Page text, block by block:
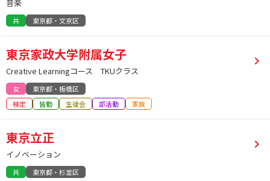
音楽
共 東京都・文京区
東京家政大学附属女子
Creative Learningコース TKUクラス
女
東京都・板橋区
検定
皆勤 生徒会 部活動 家族
東京立正
イノベーション
共
東京都・杉並区